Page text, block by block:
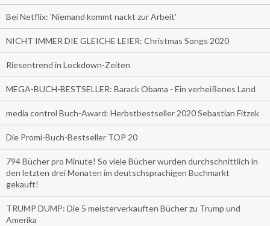
Bei Netflix: 'Niemand kommt nackt zur Arbeit'
NICHT IMMER DIE GLEICHE LEIER: Christmas Songs 2020
Riesentrend in Lockdown-Zeiten
MEGA-BUCH-BESTSELLER: Barack Obama - Ein verheißenes Land
media control Buch-Award: Herbstbestseller 2020 Sebastian Fitzek
Die Promi-Buch-Bestseller TOP 20
794 Bücher pro Minute! So viele Bücher wurden durchschnittlich in
den letzten drei Monaten im deutschsprachigen Buchmarkt
gekauft!
TRUMP DUMP: Die 5 meisterverkauften Bücher zu Trump und
Amerika